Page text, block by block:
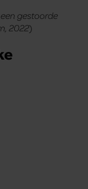
gestoorde
2022)